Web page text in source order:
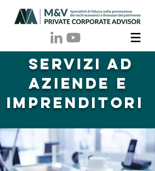
SERVIZI ad
aziende e
imprenditori